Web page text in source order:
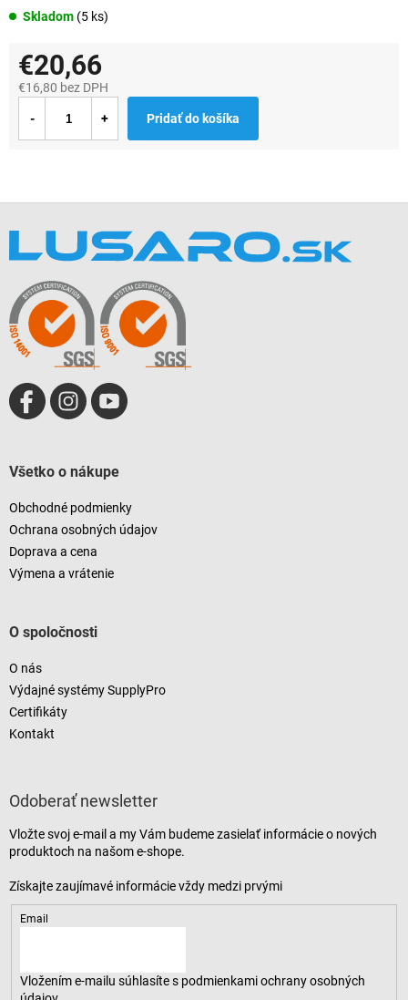
Skladom (5 ks)
€20,66
€16,80 bez DPH
cena:
Pridať do košíka
Všetko o nákupe
Obchodné podmienky
Ochrana osobných údajov
Doprava a cena
Výmena a vrátenie
O spoločnosti
O nás
Výdajné systémy SupplyPro
Certifikáty
Kontakt
Odoberať newsletter
Vložte svoj e-mail a my Vám budeme zasielať informácie o nových
produktoch na našom e-shope.
Email
Vložením e-mailu súhlasíte s podmienkami ochrany osobných